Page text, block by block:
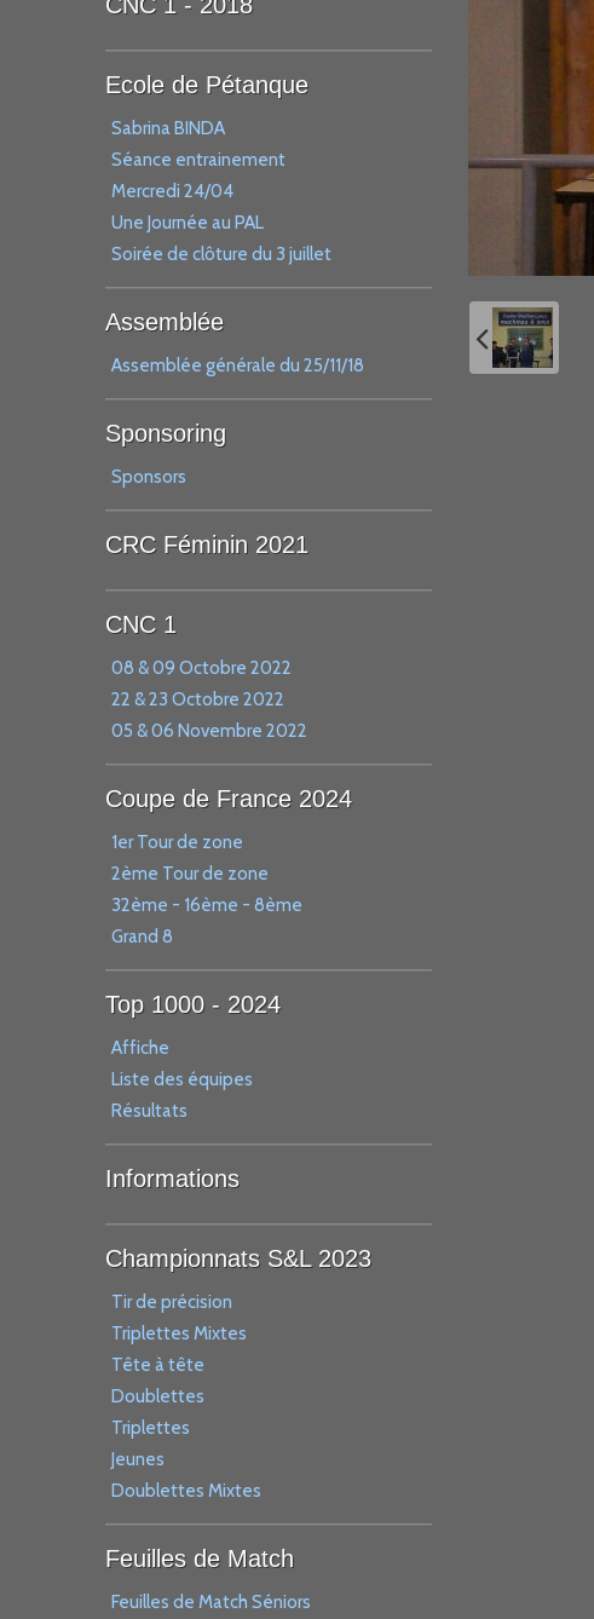
Ecole de Pétanque
Sabrina BINDA
Séance entrainement
Mercredi 24/04
Une Journée au PAL
Soirée de clôture du 3 juillet
Assemblée
Assemblée générale du 25/11/18
Sponsoring
Sponsors
CRC Féminin 2021
CNC 1
08 & 09 Octobre 2022
22 & 23 Octobre 2022
05 & 06 Novembre 2022
Coupe de France 2024
1er Tour de zone
2ème Tour de zone
32ème - 16ème - 8ème
Grand 8
Top 1000 - 2024
Affiche
Liste des équipes
Résultats
Informations
Championnats S&L 2023
Tir de précision
Triplettes Mixtes
Tête à tête
Doublettes
Triplettes
Jeunes
Doublettes Mixtes
Feuilles de Match
Feuilles de Match Séniors